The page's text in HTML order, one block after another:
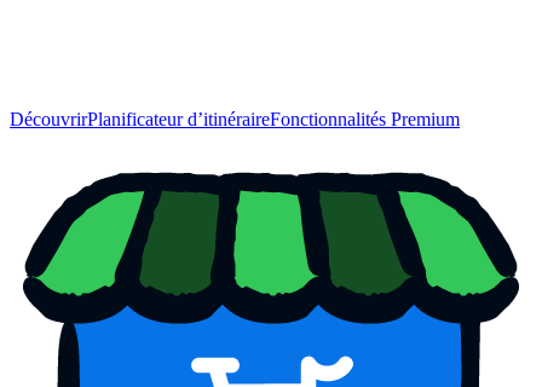
DécouvrirPlanificateur d’itinéraireFonctionnalités Premium